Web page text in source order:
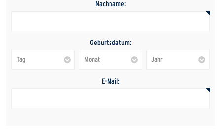
Nachname:
Geburtsdatum:
E-Mail: